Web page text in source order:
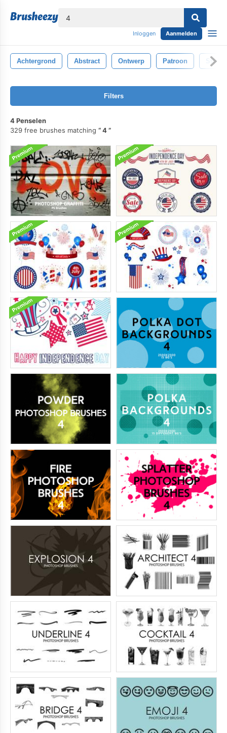
Inloggen Aanmelden
Achtergrond Abstract Ontwerp Patroon
Filters
4 Penselen
329 free brushes matching
4